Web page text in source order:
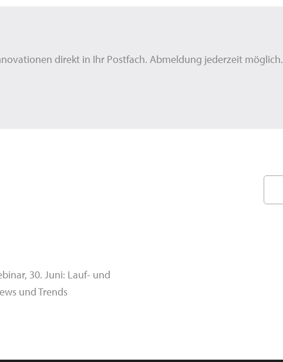
direkt in Ihr Postfach. Abmeldung jederzeit möglich.
30. Juni: Lauf- und
und Trends